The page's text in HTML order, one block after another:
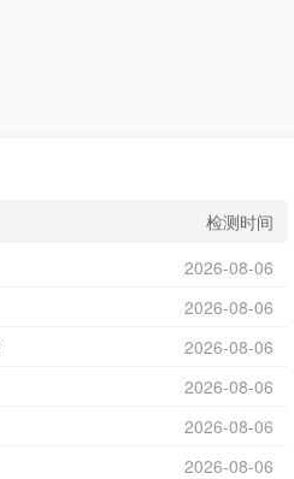
检测时间
2026-08-06
2026-08-06
2026-08-06
2026-08-06
2026-08-06
2026-08-06